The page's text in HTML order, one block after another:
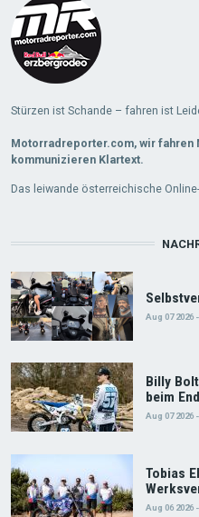
Stürzen ist Schande – fahren ist
Motorradreporter.com, wir fahren
kommunizieren Klartext.
Das leiwande österreichische
Aug 07 2026
Billy
beim
Aug 07 2026
Tobias
Aug 06 2026